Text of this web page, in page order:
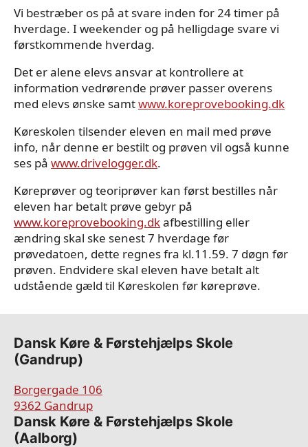
Vi bestræber os på at svare inden for 24 timer på
hverdage. I weekender og på helligdage svare vi
førstkommende hverdag.
Det er alene elevs ansvar at kontrollere at
information vedrørende prøver passer overens
med elevs ønske samtwww.koreprovebooking.dk
Køreskolen tilsender eleven en mail med prøve
info, når denne er bestilt og prøven vil også kunne
ses på www.drivelogger.dk.
Køreprøver og teoriprøver kan først bestilles når
eleven har betalt prøve gebyr på
www.koreprovebooking.dkafbestilling eller
ændring skal ske senest 7 hverdage før
prøvedatoen, dette regnes fra kl.11.59. 7 døgn før
prøven. Endvidere skal eleven have betalt alt
udstående gæld til Køreskolen før køreprøve.
Dansk Køre & Førstehjælps Skole
(Gandrup)
Borgergade 106
9362 Gandrup
​​Dansk Køre & Førstehjælps Skole
(Aalborg)